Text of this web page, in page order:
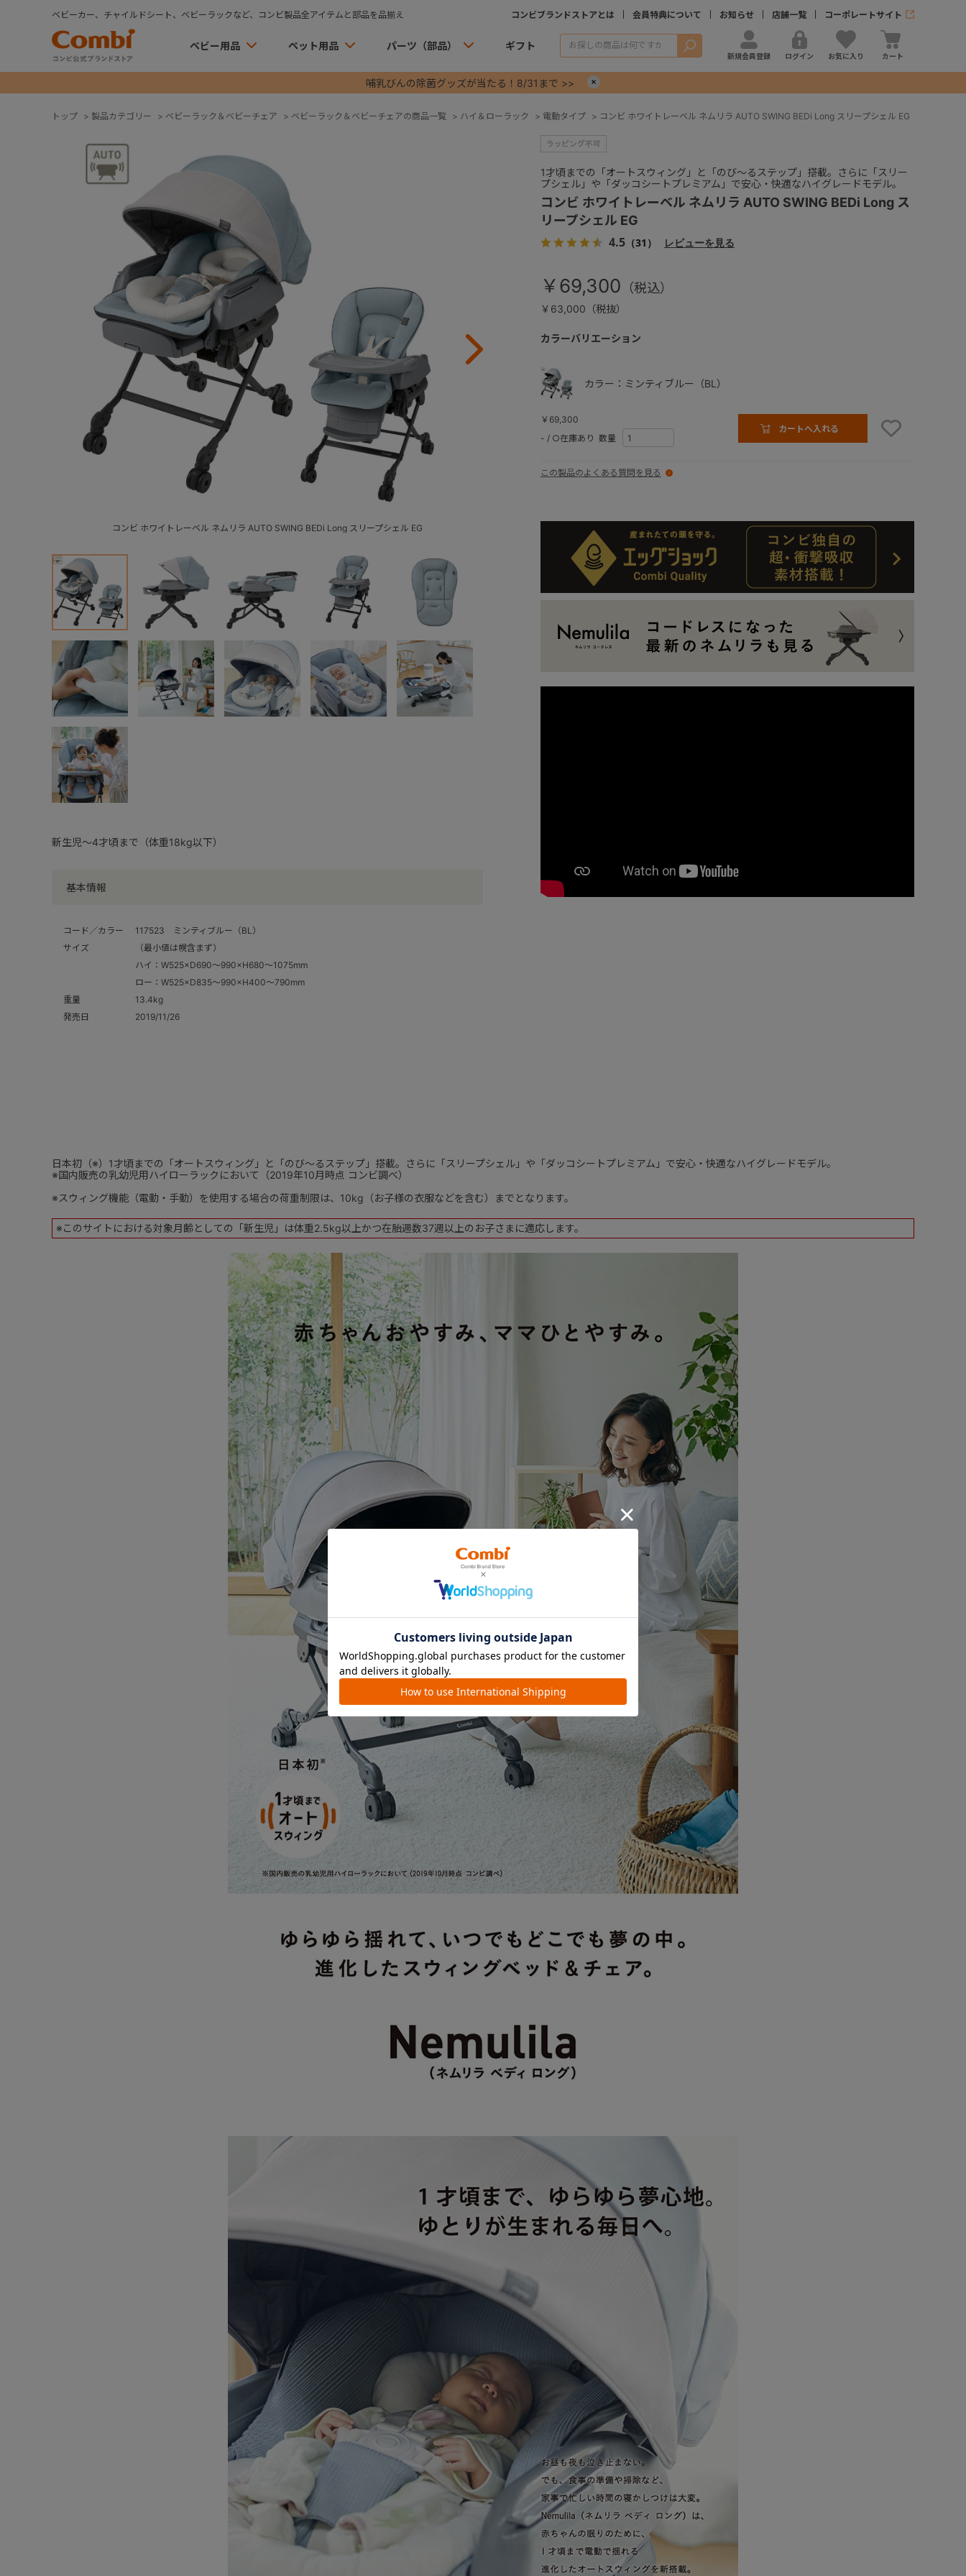
ベビーカー、チャイルドシート、ベビーラックなど、コンビ製品全アイテムと部品を品揃え コンビブランドストアとは 会員特典について お知らせ 店舗一覧 コーポレートサイト
ベビー用品 ペット用品 パーツ（部品） ギフト 検索
新規会員登録 ログイン お気に入り カート
哺乳びんの除菌グッズが当たる！8/31まで >>
トップ > 製品カテゴリー > ベビーラック＆ベビーチェア > ベビーラック＆ベビーチェアの商品一覧 > ハイ＆ローラック > 電動タイプ > コンビ ホワイトレーベル ネムリラ AUTO SWING BEDi Long スリープシェル EG
コンビ ホワイトレーベル ネムリラ AUTO SWING BEDi Long スリープシェル EG
基本情報
コード／カラー
117523 ミンティブルー（BL）
サイズ
（最小値は幌含まず）
ハイ：W525×D690～990×H680～1075mm
ロー：W525×D835～990×H400～790mm
重量
13.4kg
発売日
2019/11/26
新生児～4才頃まで（体重18kg以下）
1才頃までの「オートスウィング」と「のび～るステップ」搭載。さらに「スリー
プシェル」や「ダッコシートプレミアム」で安心・快適なハイグレードモデル。
コンビ ホワイトレーベル ネムリラ AUTO SWING BEDi Long ス
リープシェル EG
4.5 （31） レビューを見る
￥69,300
￥63,000（税抜）
カラーバリエーション
カラー：ミンティブルー（BL）
￥69,300
- / ○在庫あり 数量
カートへ入れる
この製品のよくある質問を見る
日本初（※）1才頃までの「オートスウィング」と「のび～るステップ」搭載。さらに「スリープシェル」や「ダッコシートプレミアム」で安心・快適なハイグレードモデル。
※国内販売の乳幼児用ハイローラックにおいて（2019年10月時点 コンビ調べ）
※スウィング機能（電動・手動）を使用する場合の荷重制限は、10kg（お子様の衣服などを含む）までとなります。
※このサイトにおける対象月齢としての「新生児」は体重2.5kg以上かつ在胎週数37週以上のお子さまに適応します。